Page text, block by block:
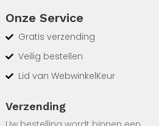
Onze Service
Gratis verzending
Veilig bestellen
Lid van WebwinkelKeur
Verzending